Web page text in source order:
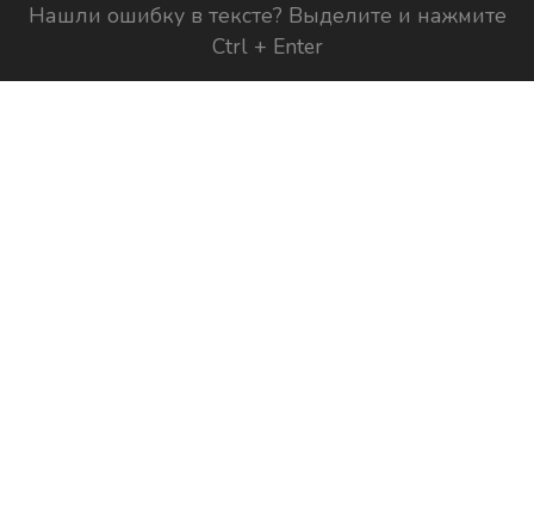
Нашли ошибку в тексте? Выделите и нажмите
Ctrl + Enter